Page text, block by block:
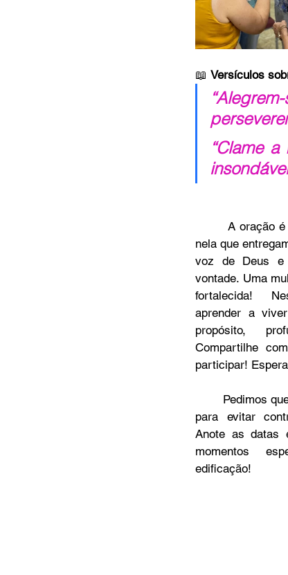
📖 Versículos
“Clame
nela que
voz de Deus e
vontade. Uma
fortalecida!
aprender a
propósito,
Compartilhe
participar!
para evitar
Anote as datas
momentos
edificação!